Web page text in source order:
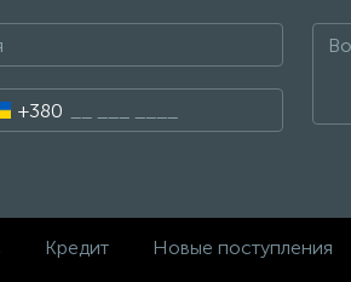
+380
Кредит Новые поступления